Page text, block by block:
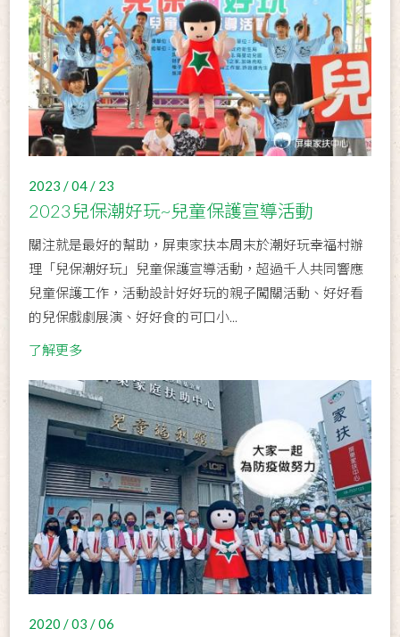
2023 / 04 / 23
2023兒保潮好玩~兒童保護宣導活動
關注就是最好的幫助，屏東家扶本周末於潮好玩幸福村辦
理「兒保潮好玩」兒童保護宣導活動，超過千人共同響應
兒童保護工作，活動設計好好玩的親子闖關活動、好好看
的兒保戲劇展演、好好食的可口小...
了解更多
2020 / 03 / 06